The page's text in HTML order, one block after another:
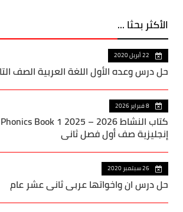
الأكثر بحثا ...
22 أبريل 2020
حل درس وعده الأول اللغة العربية الصف
8 فبراير 2026
إنجليزية صف أول فصل ثاني
26 سبتمبر 2020
حل درس ان واخواتها عربي ثاني عشر عام